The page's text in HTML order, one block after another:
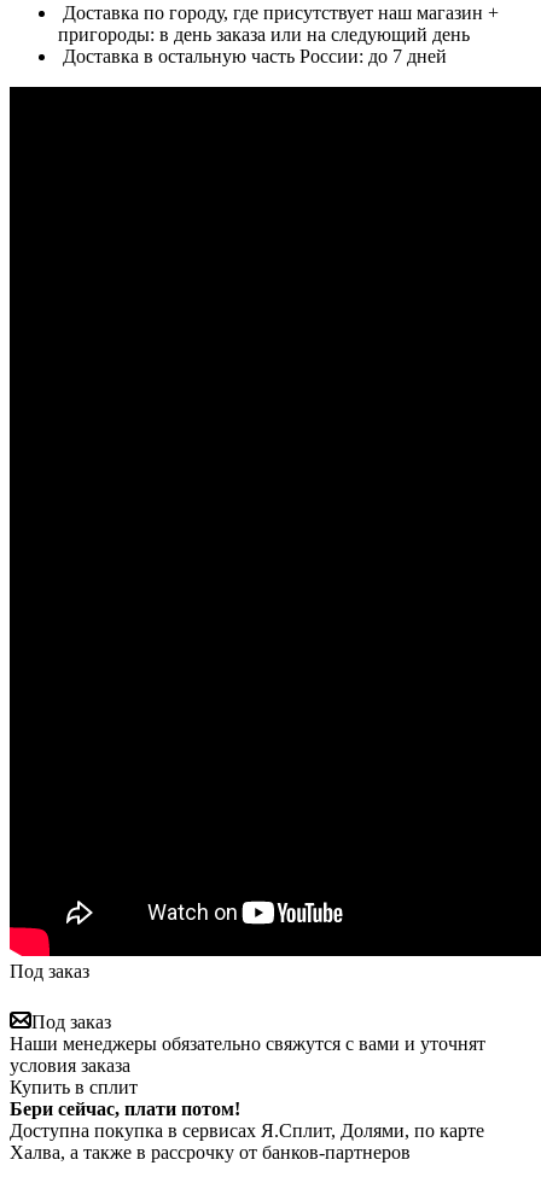
Доставка по городу, где присутствует наш магазин +
пригороды: в день заказа или на следующий день
Доставка в остальную часть России: до 7 дней
Под заказ
Под заказ
Наши менеджеры обязательно свяжутся с вами и уточнят
условия заказа
Купить в сплит
Бери сейчас, плати потом!
Доступна покупка в сервисах Я.Сплит, Долями, по карте
Халва, а также в рассрочку от банков-партнеров